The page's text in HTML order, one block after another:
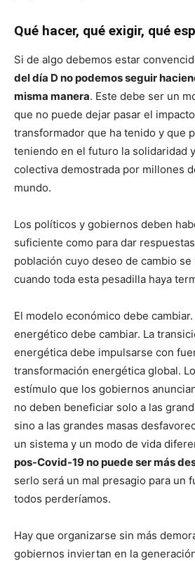
Qué hacer, qué exigir, qué
Si de algo debemos estar
del día D no podemos seguir
misma manera. Este debe ser un
que no puede dejar pasar el
transformador que ha tenido y que
teniendo en el futuro la solidaridad
colectiva demostrada por millones
mundo.
Los políticos y gobiernos deben
suficiente como para dar
población cuyo deseo de cambio
cuando toda esta pesadilla haya
El modelo económico debe
energético debe cambiar. La
energética debe impulsarse con
transformación energética global.
estímulo que los gobiernos
no deben beneficiar solo a las
sino a las grandes masas
un sistema y un modo de vida
pos-Covid-19 no puede ser más
serlo será un mal presagio para un
todos perderíamos.
Hay que organizarse sin más
gobiernos inviertan en la